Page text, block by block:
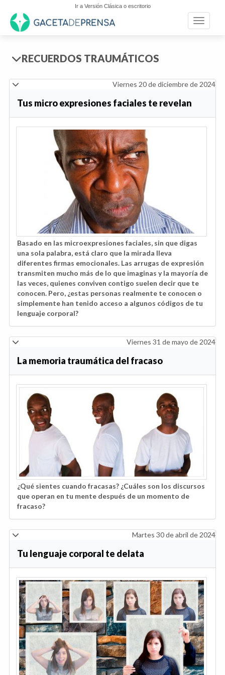
Ir a Versión Clásica o escritorio
Toggle
RECUERDOS TRAUMÁTICOS
Viernes 20 de diciembre de 2024
Tus micro expresiones faciales te revelan
Basado en las microexpresiones faciales, sin que digas
una sola palabra, está claro que la mirada lleva
diferentes firmas emocionales. Las arrugas de expresión
transmiten mucho más de lo que imaginas y la mayoría de
las veces, quienes conviven contigo suelen decir que te
conocen. Pero, ¿estas personas realmente te conocen o
simplemente han tenido acceso a algunos códigos de tu
lenguaje corporal?
Viernes 31 de mayo de 2024
La memoria traumática del fracaso
¿Qué sientes cuando fracasas? ¿Cuáles son los discursos
que operan en tu mente después de un momento de
fracaso?
Martes 30 de abril de 2024
Tu lenguaje corporal te delata